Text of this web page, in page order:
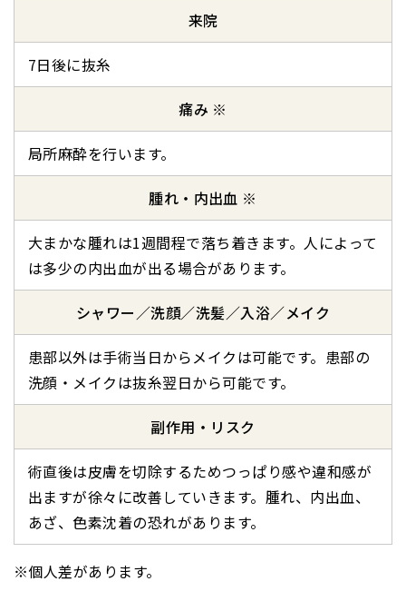
来院
7日後に抜糸
痛み ※
局所麻酔を行います。
腫れ・内出血 ※
大まかな腫れは1週間程で落ち着きます。人によって
は多少の内出血が出る場合があります。
シャワー／洗顔／洗髪／入浴／メイク
患部以外は手術当日からメイクは可能です。患部の
洗顔・メイクは抜糸翌日から可能です。
副作用・リスク
術直後は皮膚を切除するためつっぱり感や違和感が
出ますが徐々に改善していきます。腫れ、内出血、
あざ、色素沈着の恐れがあります。
※個人差があります。